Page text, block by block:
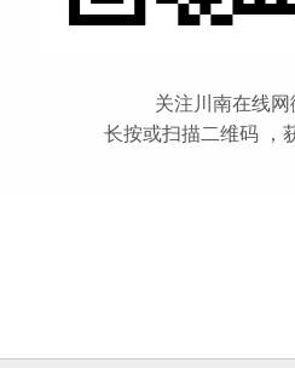
关注川南在线
长按或扫描二维码 ，